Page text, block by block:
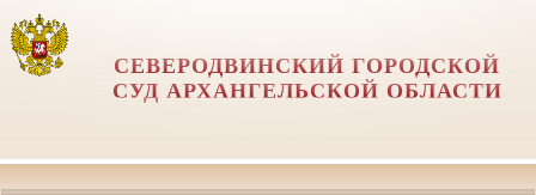
СЕВЕРОДВИНСКИЙ ГОРОДСКОЙ
СУД АРХАНГЕЛЬСКОЙ ОБЛАСТИ